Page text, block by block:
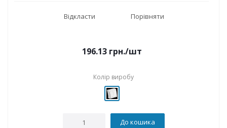
Відкласти Порівняти
196.13грн./шт
Колір виробу
До кошика